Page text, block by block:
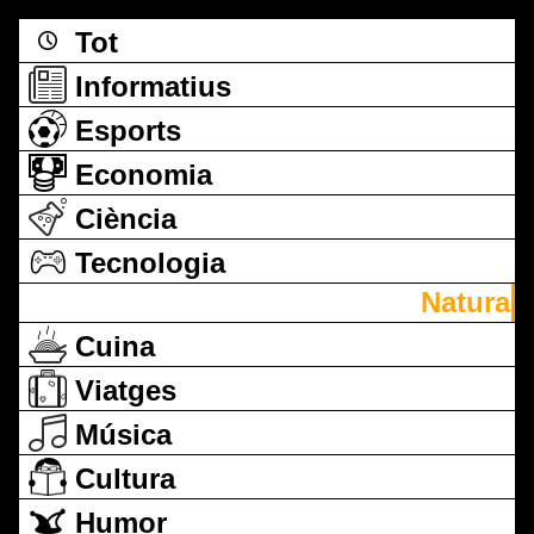
Tot
Informatius
Esports
Economia
Ciència
Tecnologia
Natura
Cuina
Viatges
Música
Cultura
Humor